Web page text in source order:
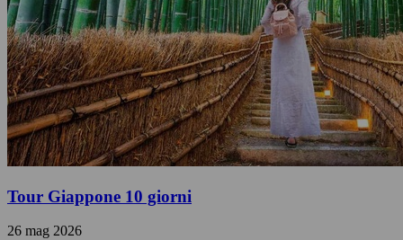
Tour Giappone 10 giorni
26 mag 2026